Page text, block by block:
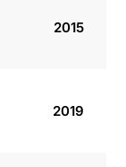
2015
2019